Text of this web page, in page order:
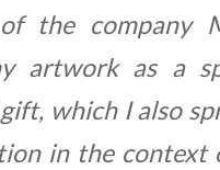
the company
artwork as a
which I also
in the context